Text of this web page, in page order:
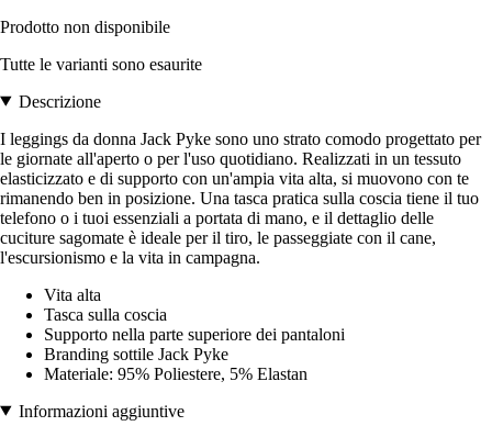
Prodotto non disponibile
Tutte le varianti sono esaurite
Descrizione
I leggings da donna Jack Pyke sono uno strato comodo progettato per
le giornate all'aperto o per l'uso quotidiano. Realizzati in un tessuto
elasticizzato e di supporto con un'ampia vita alta, si muovono con te
rimanendo ben in posizione. Una tasca pratica sulla coscia tiene il tuo
telefono o i tuoi essenziali a portata di mano, e il dettaglio delle
cuciture sagomate è ideale per il tiro, le passeggiate con il cane,
l'escursionismo e la vita in campagna.
Vita alta
Tasca sulla coscia
Supporto nella parte superiore dei pantaloni
Branding sottile Jack Pyke
Materiale: 95% Poliestere, 5% Elastan
Informazioni aggiuntive